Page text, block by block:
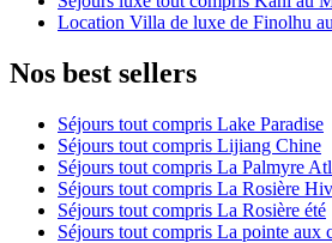
Location Villa de luxe de Finolhu
Nos best sellers
Séjours tout compris Lake Paradise
Séjours tout compris Lijiang Chine
Séjours tout compris La Palmyre
Séjours tout compris La Rosière
Séjours tout compris La Rosière été
Séjours tout compris La pointe aux